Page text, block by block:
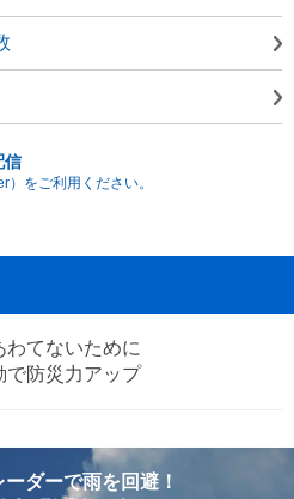
信
をご利用ください。
わてないために
で防災力アップ
ダーで雨を回避！